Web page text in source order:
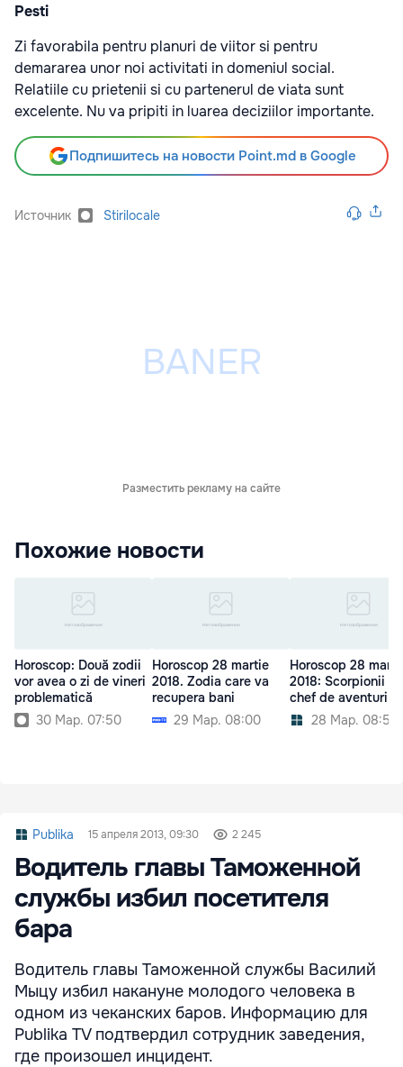
Pesti
Zi favorabila pentru planuri de viitor si pentru
demararea unor noi activitati in domeniul social.
Relatiile cu prietenii si cu partenerul de viata sunt
excelente. Nu va pripiti in luarea deciziilor importante.
Подпишитесь на новости Point.md в Google
Источник Stirilocale
Разместить рекламу на сайте
Похожие новости
Horoscop: Două zodii
vor avea o zi de vineri
problematică
30 Мар. 07:50
Horoscop 28 martie
2018. Zodia care va
recupera bani
29 Мар. 08:00
Horoscop 28
2018: Scorpionii au
chef de aventuri
28 Мар. 08:50
Publika 15 апреля 2013, 09:30 2 245
Водитель главы Таможенной
службы избил посетителя
бара
Водитель главы Таможенной службы Василий
Мыцу избил накануне молодого человека в
одном из чеканских баров. Информацию для
Publika TV подтвердил сотрудник заведения,
где произошел инцидент.